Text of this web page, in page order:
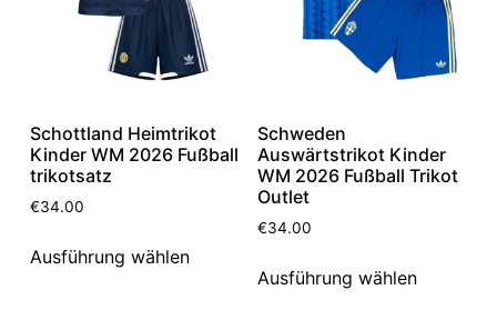
Schottland Heimtrikot
Kinder WM 2026 Fußball
trikotsatz
€34.00
Ausführung wählen
Schweden
Auswärtstrikot Kinder
WM 2026 Fußball Trikot
Outlet
€34.00
Ausführung wählen